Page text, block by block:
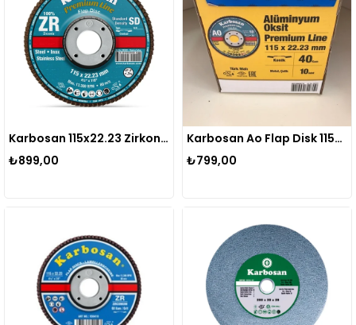
Karbosan 115x22.23 Zirkonyum (zr) Flap Disk 80 Kum (10 Adet)
₺899,00
Karbosan Ao Flap Disk 115x22,23mm -40 Kum Konik - (10 Lu)
₺799,00